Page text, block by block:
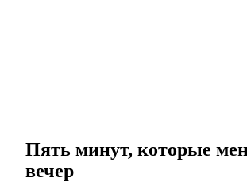
Пять минут, которые
вечер